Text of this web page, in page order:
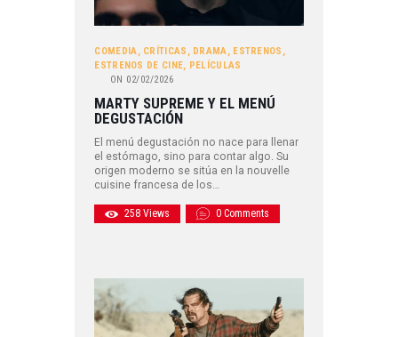
COMEDIA, CRÍTICAS , DRAMA, ESTRENOS ,
ESTRENOS DE CINE, PELÍCULAS
ON 02/02/2026
MARTY SUPREME Y EL MENÚ
DEGUSTACIÓN
El menú degustación no nace para llenar
el estómago, sino para contar algo. Su
origen moderno se sitúa en la nouvelle
cuisine francesa de los…
258 Views 0 Comments